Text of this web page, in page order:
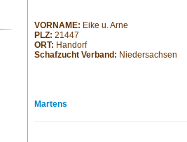
VORNAME: Eike u. Arne
PLZ: 21447
ORT: Handorf
Schafzucht Verband: Niedersachsen
Martens